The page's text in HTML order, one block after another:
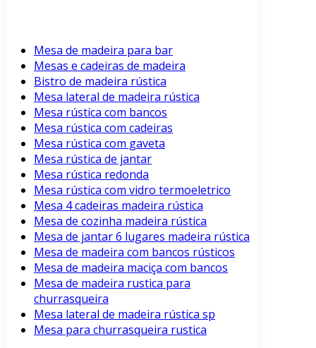
Mesa de madeira para bar
Mesas e cadeiras de madeira
Bistro de madeira rústica
Mesa lateral de madeira rústica
Mesa rústica com bancos
Mesa rústica com cadeiras
Mesa rústica com gaveta
Mesa rústica de jantar
Mesa rústica redonda
Mesa rústica com vidro termoeletrico
Mesa 4 cadeiras madeira rústica
Mesa de cozinha madeira rústica
Mesa de jantar 6 lugares madeira rústica
Mesa de madeira com bancos rústicos
Mesa de madeira maciça com bancos
Mesa de madeira rustica para
churrasqueira
Mesa lateral de madeira rústica sp
Mesa para churrasqueira rustica